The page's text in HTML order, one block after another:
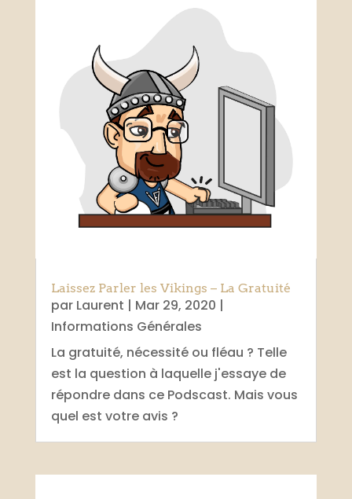
Laissez Parler les Vikings – La Gratuité
par Laurent | Mar 29, 2020 |
Informations Générales
La gratuité, nécessité ou fléau ? Telle
est la question à laquelle j'essaye de
répondre dans ce Podscast. Mais vous
quel est votre avis ?